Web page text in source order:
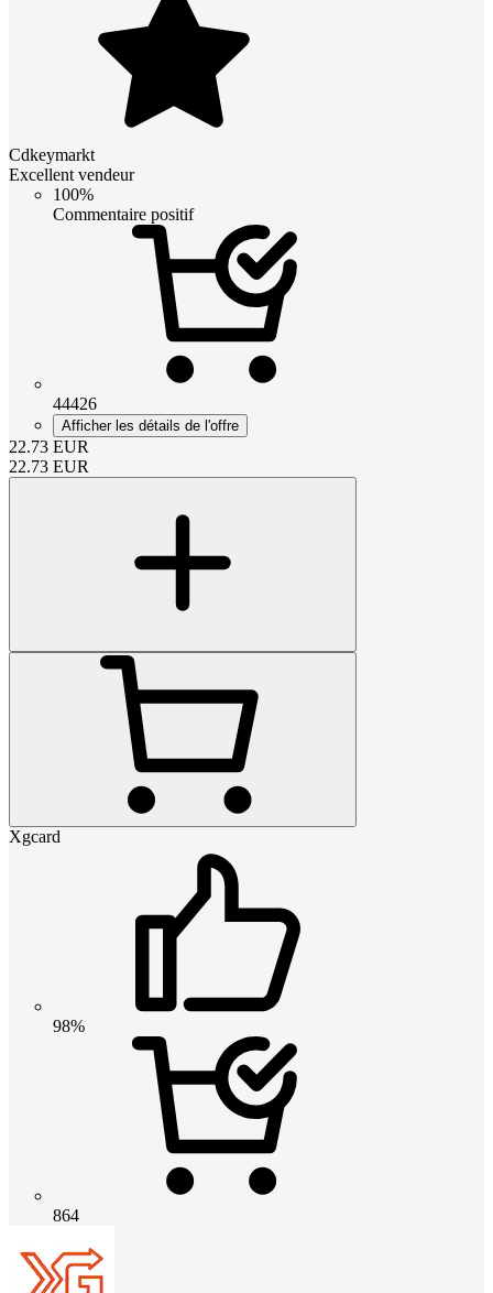
Cdkeymarkt
Excellent vendeur
100%
Commentaire positif
44426
Afficher les détails de l'offre
22.73 EUR
22.73 EUR
Xgcard
98%
864